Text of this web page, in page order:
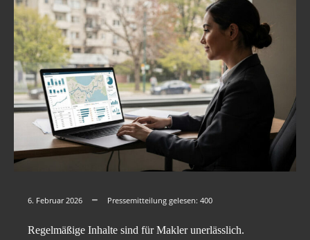
6. Februar 2026 Pressemitteilung gelesen: 400
Regelmäßige Inhalte sind für Makler unerlässlich.